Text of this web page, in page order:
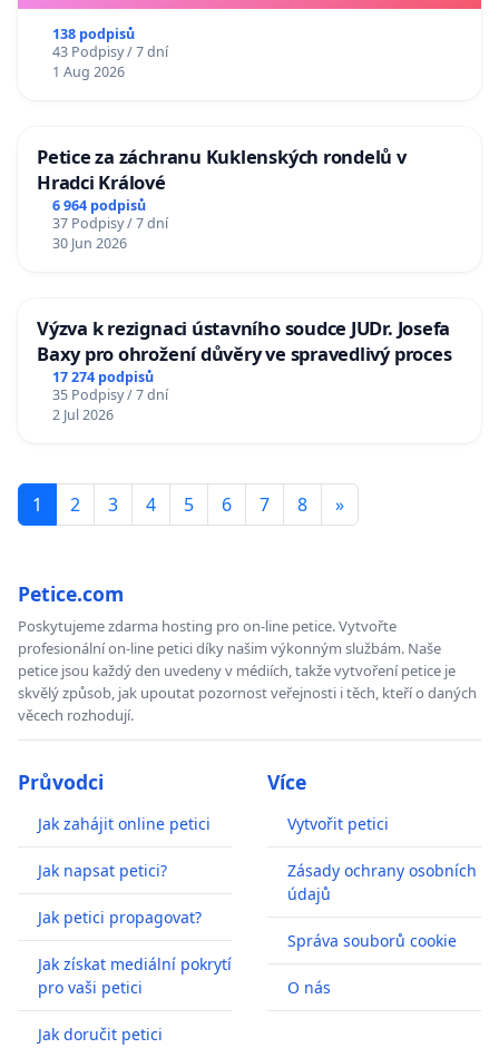
138 podpisů
43 Podpisy / 7 dní
1 Aug 2026
Petice za záchranu Kuklenských rondelů v
Hradci Králové
6 964 podpisů
37 Podpisy / 7 dní
30 Jun 2026
Výzva k rezignaci ústavního soudce JUDr. Josefa
Baxy pro ohrožení důvěry ve spravedlivý proces
17 274 podpisů
35 Podpisy / 7 dní
2 Jul 2026
1 2 3 4 5 6 7 8 »
Petice.com
Poskytujeme zdarma hosting pro on-line petice. Vytvořte
profesionální on-line petici díky našim výkonným službám. Naše
petice jsou každý den uvedeny v médiích, takže vytvoření petice je
skvělý způsob, jak upoutat pozornost veřejnosti i těch, kteří o daných
věcech rozhodují.
Průvodci
Jak zahájit online petici
Jak napsat petici?
Jak petici propagovat?
Jak získat mediální pokrytí
pro vaši petici
Jak doručit petici
Více
Vytvořit petici
Zásady ochrany osobních
údajů
Správa souborů cookie
O nás